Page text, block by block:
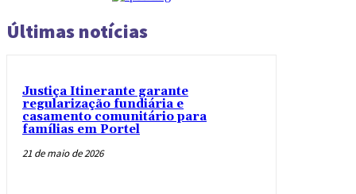
Últimas notícias
Justiça Itinerante garante
regularização fundiária e
casamento comunitário para
famílias em Portel
21 de maio de 2026